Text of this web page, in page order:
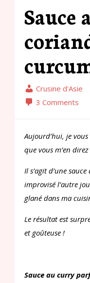
Sauce
Crusine d'Asie
3 Comments
Aujourd’hui, je
que vous m’en
Il s’agit d’une
improvisé l’autre
glané dans ma
Le résultat est
et goûteuse !
Sauce au curry